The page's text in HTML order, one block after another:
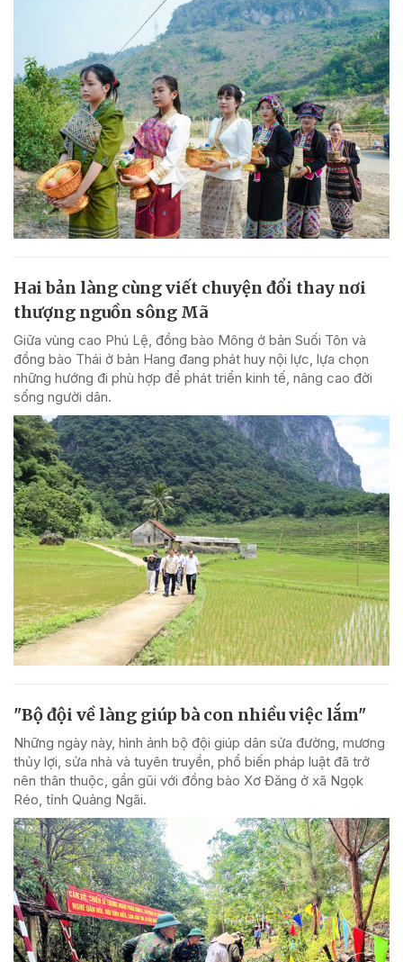
Hai bản làng cùng viết chuyện đổi thay nơi
thượng nguồn sông Mã
Giữa vùng cao Phú Lệ, đồng bào Mông ở bản Suối Tôn và
đồng bào Thái ở bản Hang đang phát huy nội lực, lựa chọn
những hướng đi phù hợp để phát triển kinh tế, nâng cao đời
sống người dân.
"Bộ đội về làng giúp bà con nhiều việc lắm"
Những ngày này, hình ảnh bộ đội giúp dân sửa đường, mương
thủy lợi, sửa nhà và tuyên truyền, phổ biến pháp luật đã trở
nên thân thuộc, gần gũi với đồng bào Xơ Đăng ở xã Ngọk
Réo, tỉnh Quảng Ngãi.